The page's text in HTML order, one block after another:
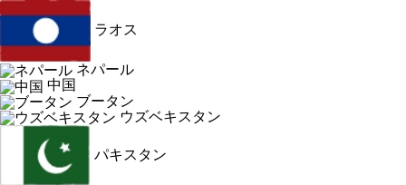
ラオス
ネパール
中国
ブータン
ウズベキスタン
パキスタン